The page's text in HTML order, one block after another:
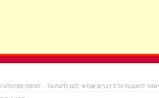
סגור לתגובות על 5 דברים שכדאי לכם לדעת על… לוחמה פסיכולוגית!